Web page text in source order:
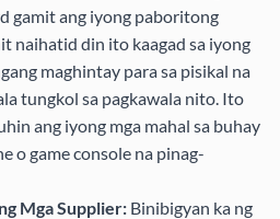
gamit ang iyong paboritong
naihatid din ito kaagad sa iyong
maghintay para sa pisikal na
tungkol sa pagkawala nito. Ito
ang iyong mga mahal sa buhay
o game console na pinag-
Mga Supplier: Binibigyan ka ng